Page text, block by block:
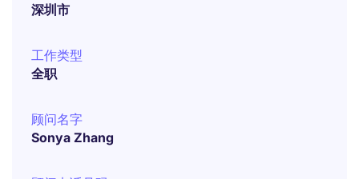
深圳市
工作类型
全职
顾问名字
Sonya Zhang